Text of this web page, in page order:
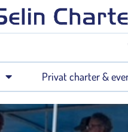
Privat charter &